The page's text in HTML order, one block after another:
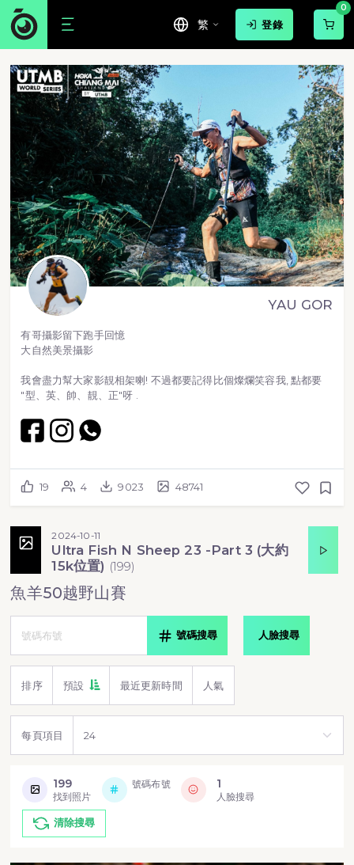
繁 登錄
0
YAU GOR
有哥攝影留下跑手回憶
大自然美景攝影
我會盡力幫大家影靚相架喇! 不過都要記得比個燦爛笑容我, 點都要
"型、英、帥、靚、正"呀 .
19 4 9023 48741
2024-10-11
Ultra Fish N Sheep 23 -Part 3 (大約
15k位置) (199)
魚羊50越野山賽
號碼搜尋 人臉搜尋
排序 預設 最近更新時間 人氣
每頁項目
199
找到照片
號碼布號 1
人臉搜尋
清除搜尋